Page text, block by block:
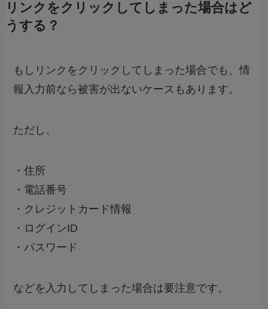
リンクをクリックしてしまった場合はど
うする？
もしリンクをクリックしてしまった場合でも、情
報入力前なら被害が出ないケースもあります。
ただし、
・住所
・電話番号
・クレジットカード情報
・ログインID
・パスワード
などを入力してしまった場合は要注意です。